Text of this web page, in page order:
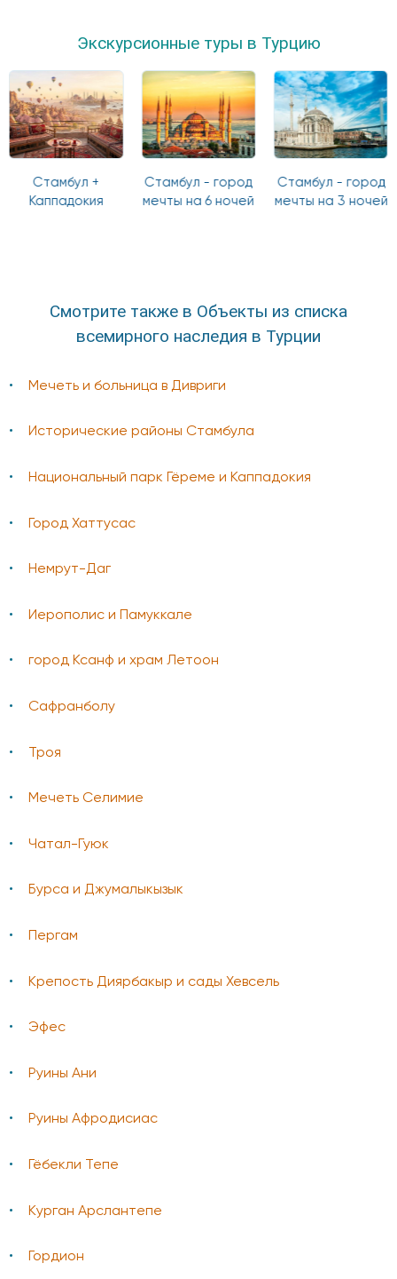
Экскурсионные туры в Турцию
Стамбул +
Каппадокия
Стамбул - город
мечты на 6 ночей
Стамбул - город
мечты на 3 ночей
Смотрите также в Объекты из списка
всемирного наследия в Турции
Мечеть и больница в Дивриги
Исторические районы Стамбула
Национальный парк Гёреме и Каппадокия
Город Хаттусас
Немрут-Даг
Иерополис и Памуккале
город Ксанф и храм Летоон
Сафранболу
Троя
Мечеть Селимие
Чатал-Гуюк
Бурса и Джумалыкызык
Пергам
Крепость Диярбакыр и сады Хевсель
Эфес
Руины Ани
Руины Афродисиас
Гёбекли Тепе
Курган Арслантепе
Гордион